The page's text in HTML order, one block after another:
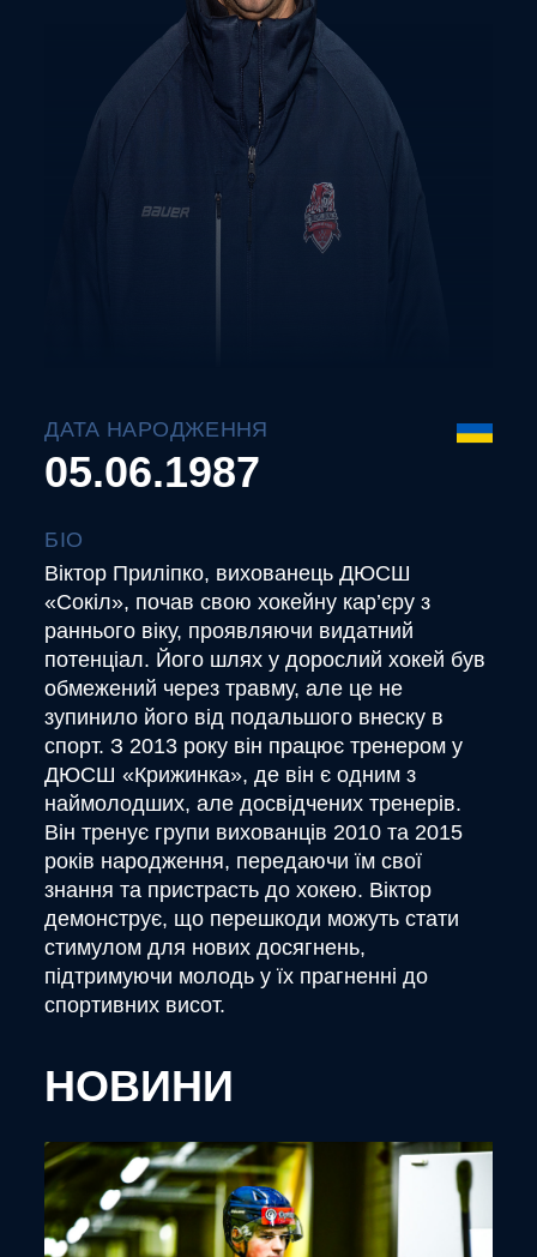
ДАТА НАРОДЖЕННЯ
05.06.1987
БІО
Віктор Приліпко, вихованець ДЮСШ
«Сокіл», почав свою хокейну кар’єру з
раннього віку, проявляючи видатний
потенціал. Його шлях у дорослий хокей був
обмежений через травму, але це не
зупинило його від подальшого внеску в
спорт. З 2013 року він працює тренером у
ДЮСШ «Крижинка», де він є одним з
наймолодших, але досвідчених тренерів.
Він тренує групи вихованців 2010 та 2015
років народження, передаючи їм свої
знання та пристрасть до хокею. Віктор
демонструє, що перешкоди можуть стати
стимулом для нових досягнень,
підтримуючи молодь у їх прагненні до
спортивних висот.
НОВИНИ